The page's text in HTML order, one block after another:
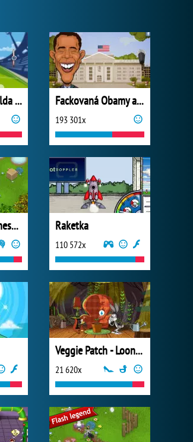
Fackovaná Ronalda a Messiho Fackovaná Obamy a Romneyho
193 301x
Mushroom Madness 3 Raketka
110 572x
Veggie Patch - Looney Tunes
21 620x